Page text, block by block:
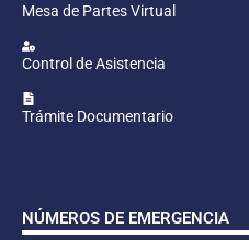
Mesa de Partes Virtual
Control de Asistencia
Trámite Documentario
NÚMEROS DE EMERGENCIA